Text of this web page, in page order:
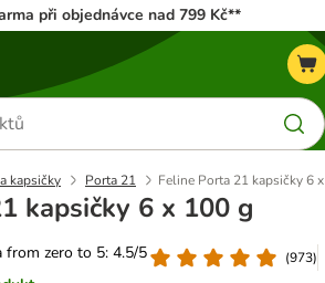
při objednávce nad 799 Kč**
kapsičky Porta 21 Feline Porta 21 kapsičky 6
kapsičky 6 x 100 g
from zero to 5: 4.5/5
(973)